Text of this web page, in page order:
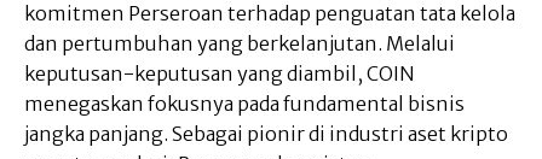
komitmen Perseroan terhadap penguatan tata kelola
dan pertumbuhan yang berkelanjutan. Melalui
keputusan-keputusan yang diambil, COIN
menegaskan fokusnya pada fundamental bisnis
jangka panjang. Sebagai pionir di industri aset kripto